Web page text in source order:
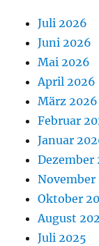
Juli 2026
Juni 2026
Mai 2026
April 2026
März 2026
Februar
Januar
Dezember
November
Oktober
August
Juli 2025